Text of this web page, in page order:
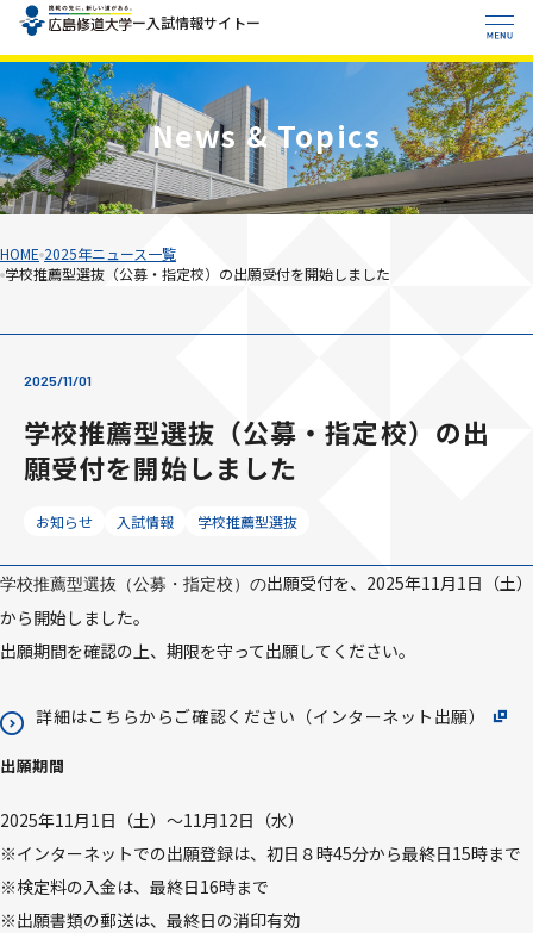
ー入試情報サイトー
高校教員の方
広島修道大学HOME
資料請求
HOME
入試情報
入試日程一覧
募集人員
一般選抜（前期日程）
一般選抜（後期日程）
共通テスト利用選抜（後期日程）
帰国生選抜
学校推薦型選抜（公募・併願）
学校推薦型選抜（公募・専願）
社会人選抜
編入学・学士入学試験
大学院入学試験
インターネット出願
検定料割引制度のご案内
入試問題公表
入試統計
入試Q&A
イベント情報
WEB入試直前対策講座
商学部
法学部
経済科学部
人間環境学部
健康科学部
研究科
SHUDO×授業紹介動画
数字で見る修大
在学生の声
研究者の声
学費・奨学金
修大パンフレット
動画で見る修大
News & Topics
HOME 2025年ニュース一覧
学校推薦型選抜（公募・指定校）の出願受付を開始しました
2025/11/01
学校推薦型選抜（公募・指定校）の出
願受付を開始しました
お知らせ 入試情報 学校推薦型選抜
学校推薦型選抜（公募・指定校）の出願受付を、2025年11月1日（土）
から開始しました。
出願期間を確認の上、期限を守って出願してください。
詳細はこちらからご確認ください（インターネット出願）
出願期間
2025年11月1日（土）～11月12日（水）
※インターネットでの出願登録は、初日８時45分から最終日15時まで
※検定料の入金は、最終日16時まで
※出願書類の郵送は、最終日の消印有効